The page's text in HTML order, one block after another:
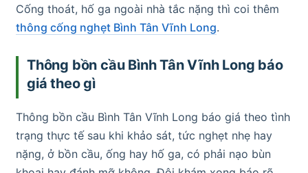
Cống thoát, hố ga ngoài nhà tắc nặng thì coi thêm
thông cống nghẹt Bình Tân Vĩnh Long.
Thông bồn cầu Bình Tân Vĩnh Long báo
giá theo gì
Thông bồn cầu Bình Tân Vĩnh Long báo giá theo tình
trạng thực tế sau khi khảo sát, tức nghẹt nhẹ hay
nặng, ở bồn cầu, ống hay hố ga, có phải nạo bùn